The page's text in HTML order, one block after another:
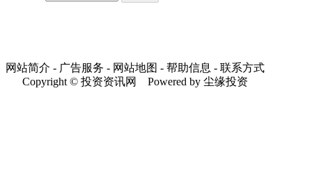
网站简介 - 广告服务 - 网站地图 - 帮助信息 - 联系方式
Copyright © 投资资讯网 Powered by 尘缘投资